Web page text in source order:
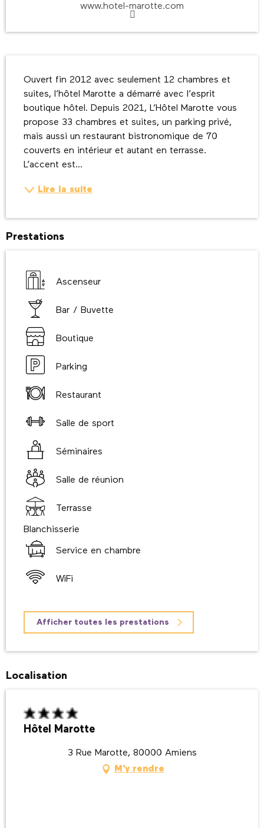
www.hotel-marotte.com
Ouvert fin 2012 avec seulement 12 chambres et
suites, l’hôtel Marotte a démarré avec l’esprit
boutique hôtel. Depuis 2021, L’Hôtel Marotte vous
propose 33 chambres et suites, un parking privé,
mais aussi un restaurant bistronomique de 70
couverts en intérieur et autant en terrasse.
L’accent est...
Lire la suite
Prestations
Ascenseur
Bar / Buvette
Boutique
Parking
Restaurant
Salle de sport
Séminaires
Salle de réunion
Terrasse
Blanchisserie
Service en chambre
WiFi
Afficher toutes les prestations
Localisation
Hôtel Marotte
3 Rue Marotte, 80000 Amiens
M'y rendre